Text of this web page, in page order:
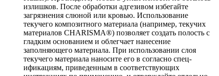
излишков. После обработки адгезивом избегайте
загрязнения слюной или кровью. Использование
текучего композитного материала (например, текучих
материалов CHARISMA®) позволяет создать полость с
гладким основанием и облегчает нанесение
заполняющего материала. При использовании слоя
текучего материала наносите его в согласно спец-
ификациям, приведенным в соответствующих